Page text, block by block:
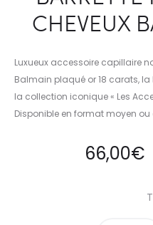
CHEVEUX
Luxueux accessoire capillaire
Balmain plaqué or 18 carats,
la collection iconique « Les
Disponible en format moyen
66,00€